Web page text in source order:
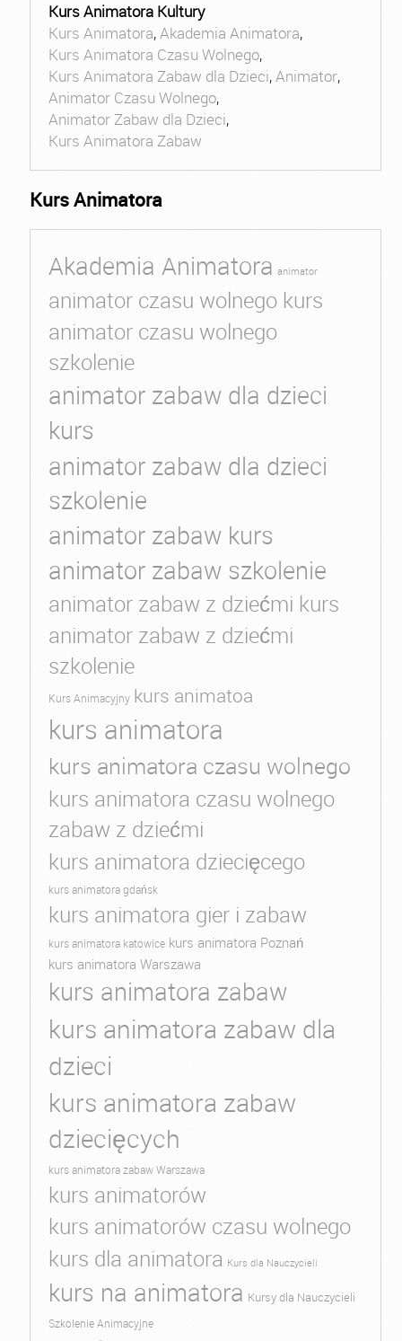
Kurs Animatora Kultury
Kurs Animatora,Akademia Animatora,
Kurs Animatora Czasu Wolnego,
Kurs Animatora Zabaw dla Dzieci,Animator,
Animator Czasu Wolnego,
Animator Zabaw dla Dzieci,
Kurs Animatora Zabaw
Kurs Animatora
Akademia Animatora animator
animator czasu wolnego kurs
animator czasu wolnego
szkolenie
animator zabaw dla dzieci
kurs
animator zabaw dla dzieci
szkolenie
animator zabaw kurs
animator zabaw szkolenie
animator zabaw z dziećmi kurs
animator zabaw z dziećmi
szkolenie
Kurs Animacyjny kurs animatoa
kurs animatora
kurs animatora czasu wolnego
kurs animatora czasu wolnego
zabaw z dziećmi
kurs animatora dziecięcego
kurs animatora gdańsk
kurs animatora gier i zabaw
kurs animatora katowice kurs animatora Poznań
kurs animatora Warszawa
kurs animatora zabaw
kurs animatora zabaw dla
dzieci
kurs animatora zabaw
dziecięcych
kurs animatora zabaw Warszawa
kurs animatorów
kurs animatorów czasu wolnego
kurs dla animatora Kurs dla Nauczycieli
kurs na animatora Kursy dla Nauczycieli
Szkolenie Animacyjne